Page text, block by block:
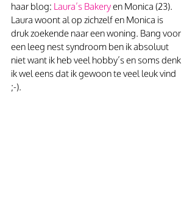
haar blog: Laura’s Bakery en Monica (23).
Laura woont al op zichzelf en Monica is
druk zoekende naar een woning. Bang voor
een leeg nest syndroom ben ik absoluut
niet want ik heb veel hobby’s en soms denk
ik wel eens dat ik gewoon te veel leuk vind
;-).